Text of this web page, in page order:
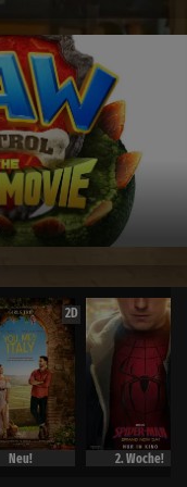
2D
Neu! 2. Woche!